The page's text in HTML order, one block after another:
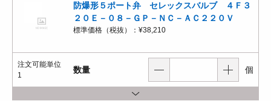
防爆形５ポート弁 セレックスバルブ ４Ｆ３
２０Ｅ－０８－ＧＰ－ＮＣ－ＡＣ２２０Ｖ
標準価格（税抜）： ¥38,210
注文可能単位
1
数量 個